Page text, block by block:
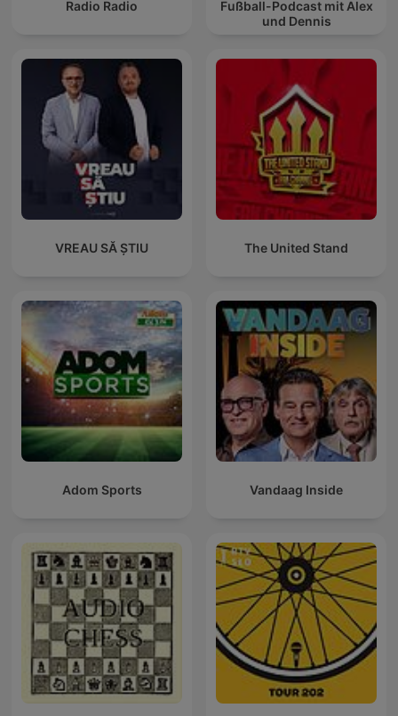
Radio Radio
Fußball-Podcast mit Alex
und Dennis
VREAU SĂ ȘTIU The United Stand
Adom Sports Vandaag Inside